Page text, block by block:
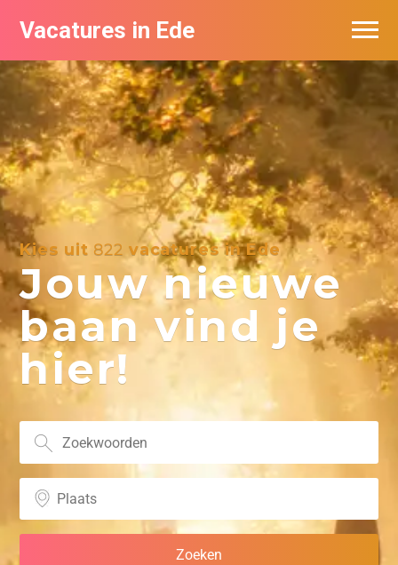
Vacatures in Ede
Kies uit 822 vacatures in Ede
Jouw nieuwe
baan vind je
hier!
Vacatures bij bedrijven in Ede